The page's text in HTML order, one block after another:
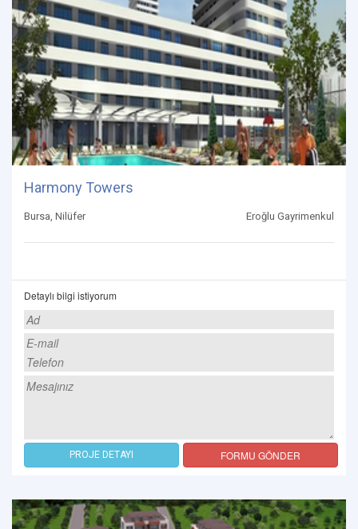
Harmony Towers
Bursa, Nilüfer Eroğlu Gayrimenkul
Detaylı bilgi istiyorum
PROJE DETAYI FORMU GÖNDER